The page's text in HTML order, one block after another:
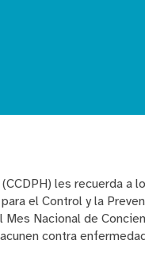
les recuerda a
el Control y la
Nacional de
contra